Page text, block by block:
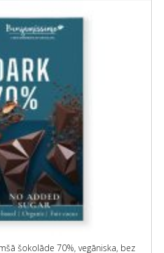
šokolāde 70%, vegāniska, bez